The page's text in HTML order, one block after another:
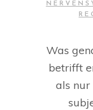
Was
betrifft
als